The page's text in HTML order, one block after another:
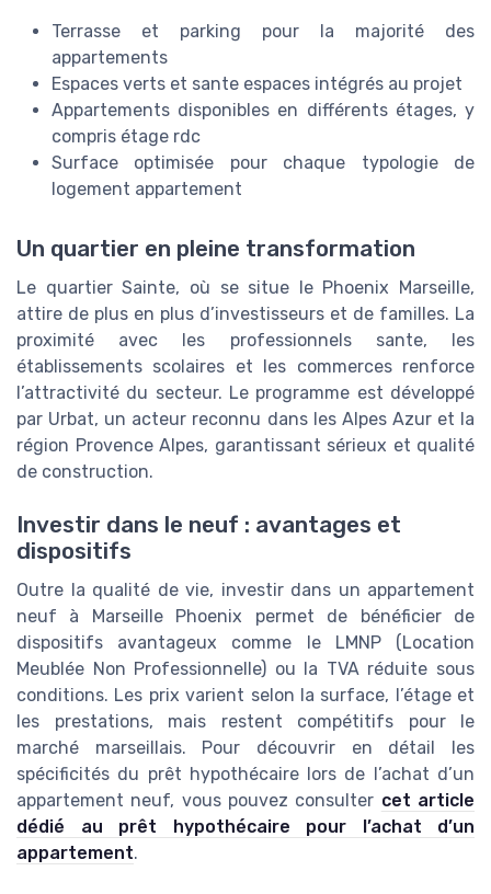
Terrasse et parking pour la majorité des
appartements
Espaces verts et sante espaces intégrés au projet
Appartements disponibles en différents étages, y
compris étage rdc
Surface optimisée pour chaque typologie de
logement appartement
Un quartier en pleine transformation
Le quartier Sainte, où se situe le Phoenix Marseille,
attire de plus en plus d’investisseurs et de familles. La
proximité avec les professionnels sante, les
établissements scolaires et les commerces renforce
l’attractivité du secteur. Le programme est développé
par Urbat, un acteur reconnu dans les Alpes Azur et la
région Provence Alpes, garantissant sérieux et qualité
de construction.
Investir dans le neuf : avantages et
dispositifs
Outre la qualité de vie, investir dans un appartement
neuf à Marseille Phoenix permet de bénéficier de
dispositifs avantageux comme le LMNP (Location
Meublée Non Professionnelle) ou la TVA réduite sous
conditions. Les prix varient selon la surface, l’étage et
les prestations, mais restent compétitifs pour le
marché marseillais. Pour découvrir en détail les
spécificités du prêt hypothécaire lors de l’achat d’un
appartement neuf, vous pouvez consulter cet article
dédié au prêt hypothécaire pour l’achat d’un
appartement.